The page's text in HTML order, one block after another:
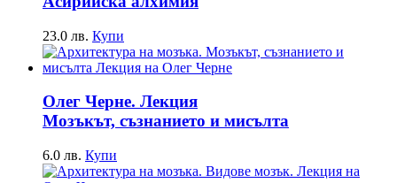
23.0 лв. Купи
Олег Черне. Лекция
Мозъкът, съзнанието и мисълта
6.0 лв. Купи